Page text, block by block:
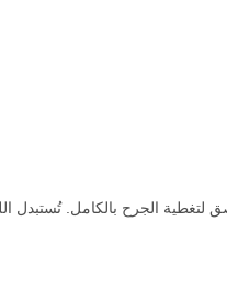
الجرح بالكامل. تُستبدل